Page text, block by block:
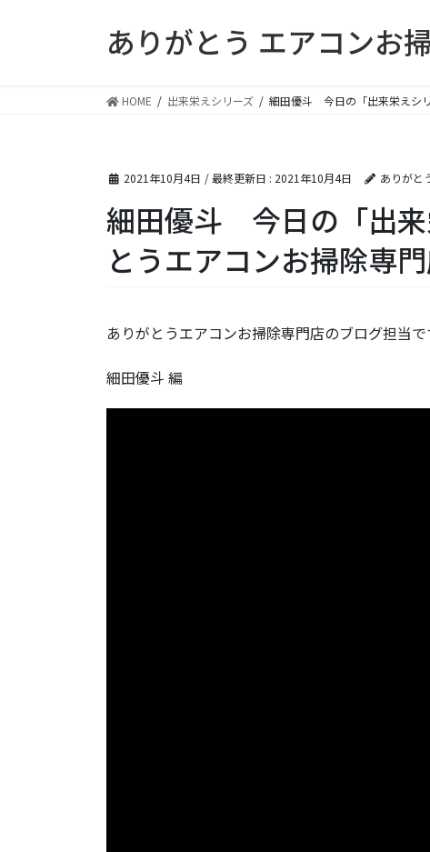
ありがとう エアコンお
HOME 出来栄えシリーズ 細田優斗 今日の「出来栄えシ
2021年10月4日 / 最終更新日 : 2021年10月4日 ありがと
細田優斗 今日の「出来
とうエアコンお掃除専
ありがとうエアコンお掃除専門店のブログ担当で
細田優斗 編